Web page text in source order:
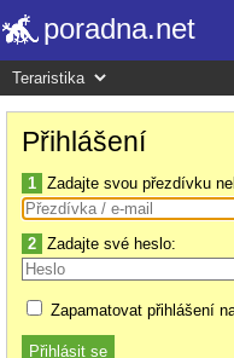
poradna.net
Přihlášení
1 Zadajte svou přezdívku
2 Zadajte své heslo:
Zapamatovat přihlášení